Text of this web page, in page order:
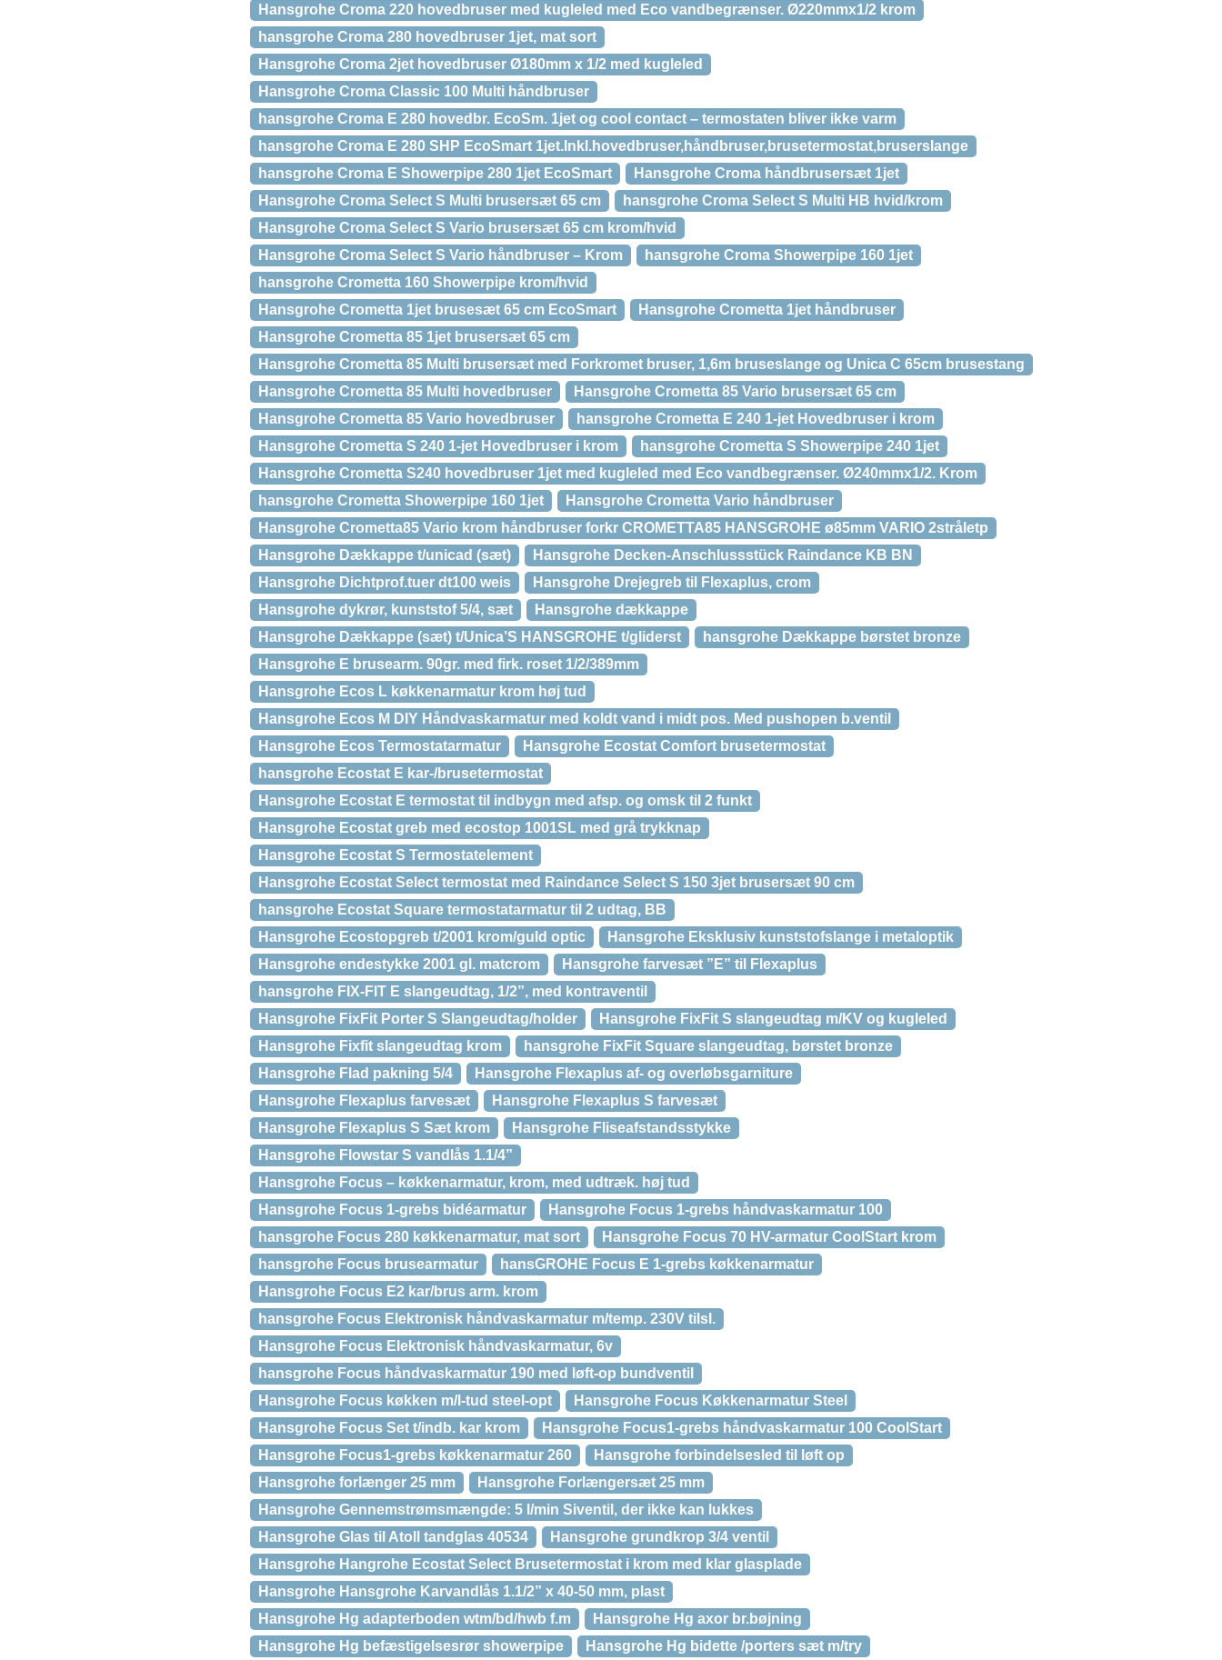
Hansgrohe Croma 220 hovedbruser med kugleled med Eco vandbegrænser. Ø220mmx1/2 krom
hansgrohe Croma 280 hovedbruser 1jet, mat sort
Hansgrohe Croma 2jet hovedbruser Ø180mm x 1/2 med kugleled
Hansgrohe Croma Classic 100 Multi håndbruser
hansgrohe Croma E 280 hovedbr. EcoSm. 1jet og cool contact – termostaten bliver ikke varm
hansgrohe Croma E 280 SHP EcoSmart 1jet.Inkl.hovedbruser,håndbruser,brusetermostat,bruserslange
hansgrohe Croma E Showerpipe 280 1jet EcoSmart
Hansgrohe Croma håndbrusersæt 1jet
Hansgrohe Croma Select S Multi brusersæt 65 cm
hansgrohe Croma Select S Multi HB hvid/krom
Hansgrohe Croma Select S Vario brusersæt 65 cm krom/hvid
Hansgrohe Croma Select S Vario håndbruser – Krom
hansgrohe Croma Showerpipe 160 1jet
hansgrohe Crometta 160 Showerpipe krom/hvid
Hansgrohe Crometta 1jet brusesæt 65 cm EcoSmart
Hansgrohe Crometta 1jet håndbruser
Hansgrohe Crometta 85 1jet brusersæt 65 cm
Hansgrohe Crometta 85 Multi brusersæt med Forkromet bruser, 1,6m bruseslange og Unica C 65cm brusestang
Hansgrohe Crometta 85 Multi hovedbruser
Hansgrohe Crometta 85 Vario brusersæt 65 cm
Hansgrohe Crometta 85 Vario hovedbruser
hansgrohe Crometta E 240 1-jet Hovedbruser i krom
Hansgrohe Crometta S 240 1-jet Hovedbruser i krom
hansgrohe Crometta S Showerpipe 240 1jet
Hansgrohe Crometta S240 hovedbruser 1jet med kugleled med Eco vandbegrænser. Ø240mmx1/2. Krom
hansgrohe Crometta Showerpipe 160 1jet
Hansgrohe Crometta Vario håndbruser
Hansgrohe Crometta85 Vario krom håndbruser forkr CROMETTA85 HANSGROHE ø85mm VARIO 2stråletp
Hansgrohe Dækkappe t/unicad (sæt)
Hansgrohe Decken-Anschlussstück Raindance KB BN
Hansgrohe Dichtprof.tuer dt100 weis
Hansgrohe Drejegreb til Flexaplus, crom
Hansgrohe dykrør, kunststof 5/4, sæt
Hansgrohe dækkappe
Hansgrohe Dækkappe (sæt) t/Unica’S HANSGROHE t/gliderst
hansgrohe Dækkappe børstet bronze
Hansgrohe E brusearm. 90gr. med firk. roset 1/2/389mm
Hansgrohe Ecos L køkkenarmatur krom høj tud
Hansgrohe Ecos M DIY Håndvaskarmatur med koldt vand i midt pos. Med pushopen b.ventil
Hansgrohe Ecos Termostatarmatur
Hansgrohe Ecostat Comfort brusetermostat
hansgrohe Ecostat E kar-/brusetermostat
Hansgrohe Ecostat E termostat til indbygn med afsp. og omsk til 2 funkt
Hansgrohe Ecostat greb med ecostop 1001SL med grå trykknap
Hansgrohe Ecostat S Termostatelement
Hansgrohe Ecostat Select termostat med Raindance Select S 150 3jet brusersæt 90 cm
hansgrohe Ecostat Square termostatarmatur til 2 udtag, BB
Hansgrohe Ecostopgreb t/2001 krom/guld optic
Hansgrohe Eksklusiv kunststofslange i metaloptik
Hansgrohe endestykke 2001 gl. matcrom
Hansgrohe farvesæt ”E” til Flexaplus
hansgrohe FIX-FIT E slangeudtag, 1/2”, med kontraventil
Hansgrohe FixFit Porter S Slangeudtag/holder
Hansgrohe FixFit S slangeudtag m/KV og kugleled
Hansgrohe Fixfit slangeudtag krom
hansgrohe FixFit Square slangeudtag, børstet bronze
Hansgrohe Flad pakning 5/4
Hansgrohe Flexaplus af- og overløbsgarniture
Hansgrohe Flexaplus farvesæt
Hansgrohe Flexaplus S farvesæt
Hansgrohe Flexaplus S Sæt krom
Hansgrohe Fliseafstandsstykke
Hansgrohe Flowstar S vandlås 1.1/4”
Hansgrohe Focus – køkkenarmatur, krom, med udtræk. høj tud
Hansgrohe Focus 1-grebs bidéarmatur
Hansgrohe Focus 1-grebs håndvaskarmatur 100
hansgrohe Focus 280 køkkenarmatur, mat sort
Hansgrohe Focus 70 HV-armatur CoolStart krom
hansgrohe Focus brusearmatur
hansGROHE Focus E 1-grebs køkkenarmatur
Hansgrohe Focus E2 kar/brus arm. krom
hansgrohe Focus Elektronisk håndvaskarmatur m/temp. 230V tilsl.
Hansgrohe Focus Elektronisk håndvaskarmatur, 6v
hansgrohe Focus håndvaskarmatur 190 med løft-op bundventil
Hansgrohe Focus køkken m/l-tud steel-opt
Hansgrohe Focus Køkkenarmatur Steel
Hansgrohe Focus Set t/indb. kar krom
Hansgrohe Focus1-grebs håndvaskarmatur 100 CoolStart
Hansgrohe Focus1-grebs køkkenarmatur 260
Hansgrohe forbindelsesled til løft op
Hansgrohe forlænger 25 mm
Hansgrohe Forlængersæt 25 mm
Hansgrohe Gennemstrømsmængde: 5 l/min Siventil, der ikke kan lukkes
Hansgrohe Glas til Atoll tandglas 40534
Hansgrohe grundkrop 3/4 ventil
Hansgrohe Hangrohe Ecostat Select Brusetermostat i krom med klar glasplade
Hansgrohe Hansgrohe Karvandlås 1.1/2” x 40-50 mm, plast
Hansgrohe Hg adapterboden wtm/bd/hwb f.m
Hansgrohe Hg axor br.bøjning
Hansgrohe Hg befæstigelsesrør showerpipe
Hansgrohe Hg bidette /porters sæt m/try